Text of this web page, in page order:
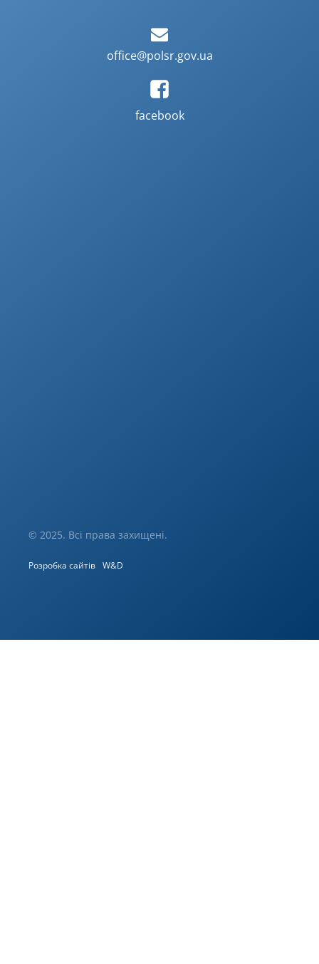
office@polsr.gov.ua
facebook
© 2025. Всі права захищені.
Розробка сайтів W&D